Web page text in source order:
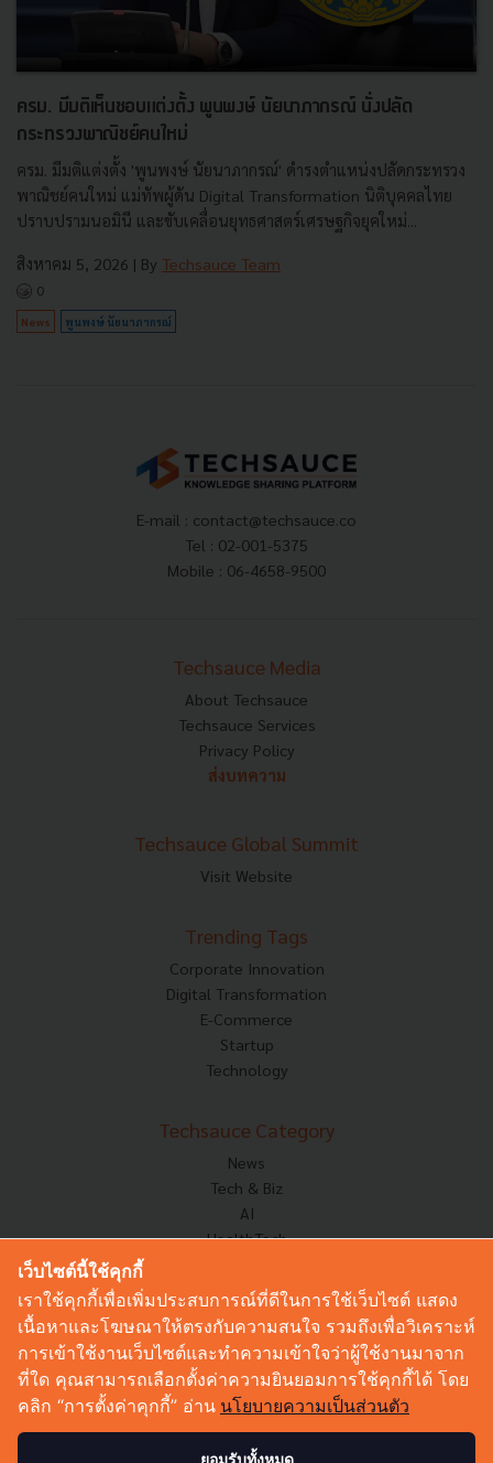
ครม. มีมติเห็นชอบแต่งตั้ง พูนพงษ์ นัยนาภากรณ์ นั่งปลัด
กระทรวงพาณิชย์คนใหม่
ครม. มีมติแต่งตั้ง 'พูนพงษ์ นัยนาภากรณ์' ดำรงตำแหน่งปลัดกระทรวง
พาณิชย์คนใหม่ แม่ทัพผู้ดัน Digital Transformation นิติบุคคลไทย
ปราบปรามนอมินี และขับเคลื่อนยุทธศาสตร์เศรษฐกิจยุคใหม่...
สิงหาคม 5, 2026 | By Techsauce Team
0
News พูนพงษ์ นัยนาภากรณ์
E-mail : contact@techsauce.co
Tel : 02-001-5375
Mobile : 06-4658-9500
Techsauce Media
About Techsauce
Techsauce Services
Privacy Policy
ส่งบทความ
Techsauce Global Summit
Visit Website
Trending Tags
Corporate Innovation
Digital Transformation
E-Commerce
Startup
Technology
Techsauce Category
News
Tech & Biz
AI
HealthTech
Corp Innov
Saucy Thoughts
Based On
Sustainable
Videos
Podcast
เว็บไซต์นี้ใช้คุกกี้
เราใช้คุกกี้เพื่อเพิ่มประสบการณ์ที่ดีในการใช้เว็บไซต์ แสดง
เนื้อหาและโฆษณาให้ตรงกับความสนใจ รวมถึงเพื่อวิเคราะห์
การเข้าใช้งานเว็บไซต์และทำความเข้าใจว่าผู้ใช้งานมาจาก
ที่ใด คุณสามารถเลือกตั้งค่าความยินยอมการใช้คุกกี้ได้ โดย
คลิก “การตั้งค่าคุกกี้” อ่าน นโยบายความเป็นส่วนตัว
ยอมรับทั้งหมด